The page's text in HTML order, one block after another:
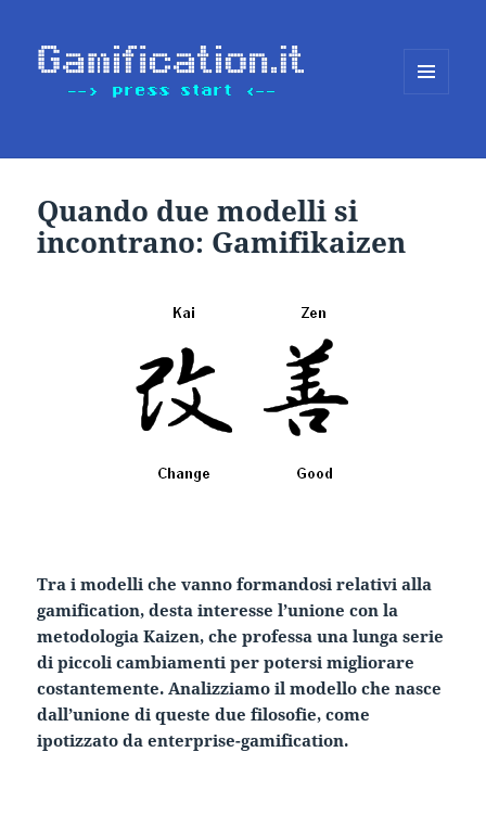
Quando due modelli si
incontrano: Gamifikaizen
Tra i modelli che vanno formandosi relativi alla
gamification, desta interesse l’unione con la
metodologia Kaizen, che professa una lunga serie
di piccoli cambiamenti per potersi migliorare
costantemente. Analizziamo il modello che nasce
dall’unione di queste due filosofie, come
ipotizzato da enterprise-gamification.